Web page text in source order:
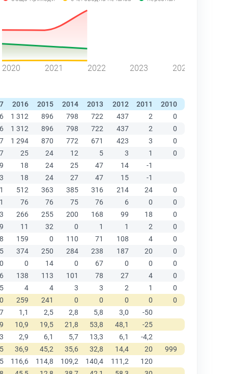
2020 2021 2022 2023 2024
2016 2015 2014 2013 2012 2011 2010